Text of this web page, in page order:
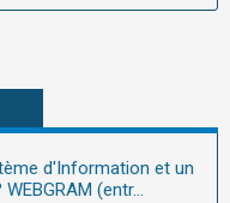
d'Information et un
(entr...